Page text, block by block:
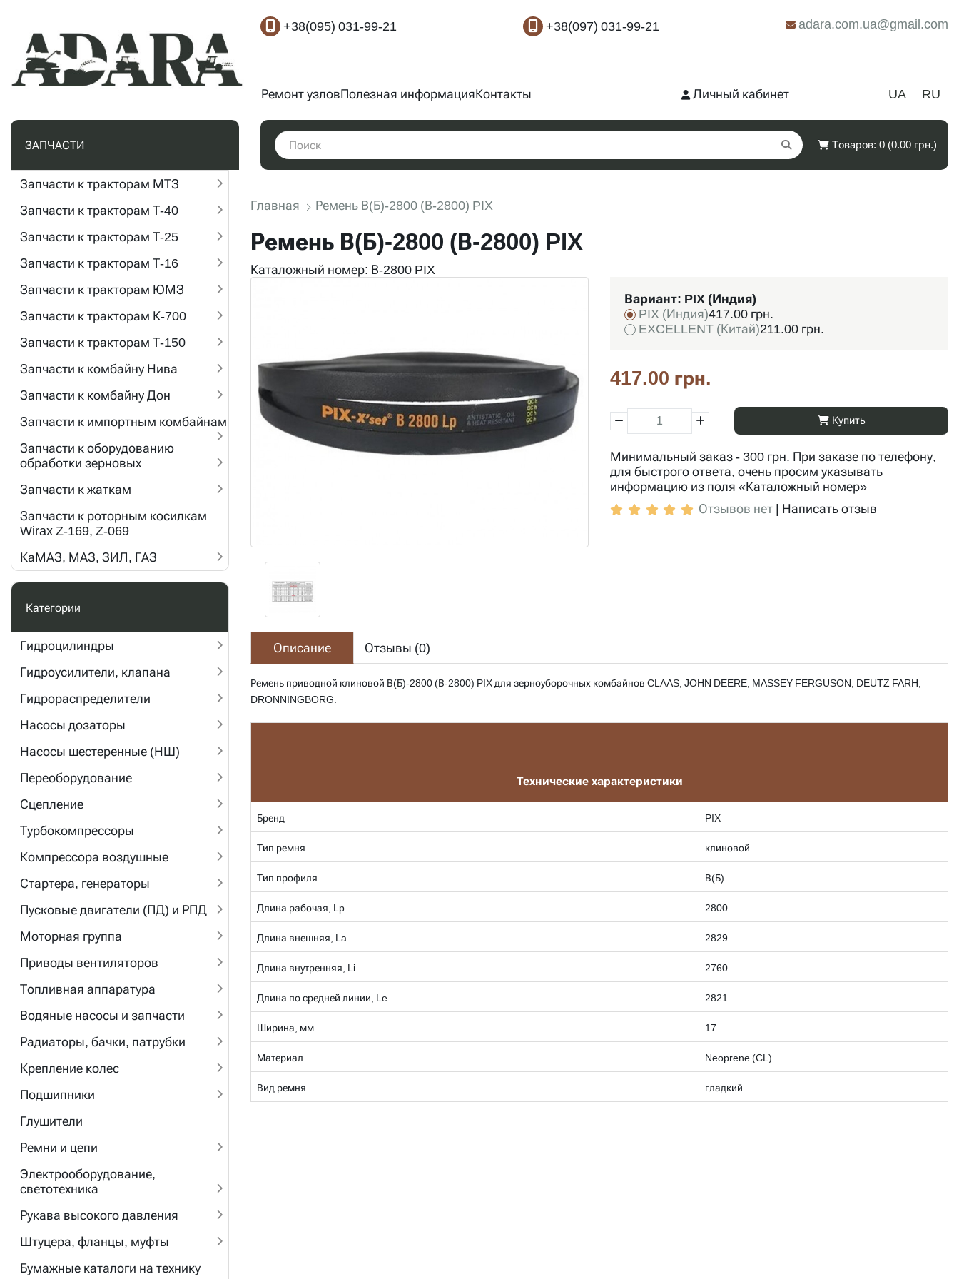
+38(095) 031-99-21 +38(097) 031-99-21 adara.com.ua@gmail.com
Ремонт узловПолезная информацияКонтакты UA RU
Личный кабинет
ЗАПЧАСТИ Товаров: 0 (0.00 грн.)
Запчасти к тракторам МТЗ
Запчасти к тракторам Т-40
Запчасти к тракторам Т-25
Запчасти к тракторам Т-16
Запчасти к тракторам ЮМЗ
Запчасти к тракторам К-700
Запчасти к тракторам Т-150
Запчасти к комбайну Нива
Запчасти к комбайну Дон
Запчасти к импортным комбайнам
Запчасти к оборудованию
обработки зерновых
Запчасти к жаткам
Запчасти к роторным косилкам
Wirax Z-169, Z-069
КаМАЗ, МАЗ, ЗИЛ, ГАЗ
Категории
Гидроцилиндры
Гидроусилители, клапана
Гидрораспределители
Насосы дозаторы
Насосы шестеренные (НШ)
Переоборудование
Сцепление
Турбокомпрессоры
Компрессора воздушные
Стартера, генераторы
Пусковые двигатели (ПД) и РПД
Моторная группа
Приводы вентиляторов
Топливная аппаратура
Водяные насосы и запчасти
Радиаторы, бачки, патрубки
Крепление колес
Подшипники
Глушители
Ремни и цепи
Электрооборудование,
светотехника
Рукава высокого давления
Штуцера, фланцы, муфты
Бумажные каталоги на технику
Главная Ремень В(Б)-2800 (В-2800) PIX
Ремень В(Б)-2800 (В-2800) PIX
Каталожный номер: В-2800 PIX
Вариант: PIX (Индия)
PIX (Индия)417.00 грн.
EXCELLENT (Китай)211.00 грн.
417.00 грн.
Купить
Минимальный заказ - 300 грн. При заказе по телефону,
для быстрого ответа, очень просим указывать
информацию из поля «Каталожный номер»
Отзывов нет | Написать отзыв
Описание Отзывы (0)
Ремень приводной клиновой В(Б)-2800 (В-2800) PIX для зерноуборочных комбайнов CLAAS, JOHN DEERE, MASSEY FERGUSON, DEUTZ FARH,
DRONNINGBORG.
Технические характеристики
Бренд PIX
Тип ремня клиновой
Тип профиля В(Б)
Длина рабочая, Lp 2800
Длина внешняя, La 2829
Длина внутренняя, Li 2760
Длина по средней линии, Le 2821
Ширина, мм 17
Материал Neoprene (CL)
Вид ремня гладкий